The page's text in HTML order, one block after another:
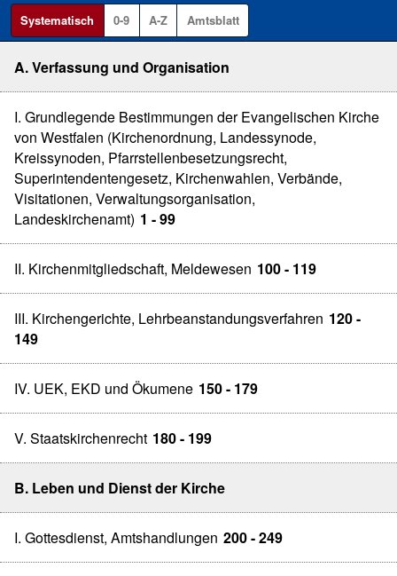
Systematisch 0-9 A-Z Amtsblatt
A. Verfassung und Organisation
I. Grundlegende Bestimmungen der Evangelischen Kirche
von Westfalen (Kirchenordnung, Landessynode,
Kreissynoden, Pfarrstellenbesetzungsrecht,
Superintendentengesetz, Kirchenwahlen, Verbände,
Visitationen, Verwaltungsorganisation,
Landeskirchenamt) 1 - 99
II. Kirchenmitgliedschaft, Meldewesen 100 - 119
III. Kirchengerichte, Lehrbeanstandungsverfahren 120 -
149
IV. UEK, EKD und Ökumene 150 - 179
V. Staatskirchenrecht 180 - 199
B. Leben und Dienst der Kirche
I. Gottesdienst, Amtshandlungen 200 - 249